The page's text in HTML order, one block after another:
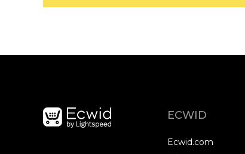
ECWID
Ecwid.com